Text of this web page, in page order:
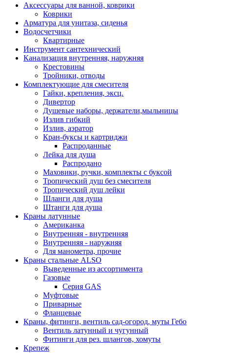
Аксессуары для ванной, коврики
Коврики
Арматура для унитаза, сиденья
Водосчетчики
Квартирные
Инструмент сантехнический
Канализация внутренняя, наружняя
Крестовины
Тройники, отводы
Комплектующие для смесителя
Гайки, крепления, эксц.
Дивертор
Душевые наборы, держатели,мыльницы
Излив гибкий
Излив, аэратор
Кран-буксы и картриджи
Распроданные
Лейка для душа
Распродано
Маховики, ручки, комплекты с буксой
Тропический душ без смесителя
Тропический душ лейки
Шланги для душа
Штанги для душа
Краны латунные
Американка
Внутренняя - внутренняя
Внутренняя - наружняя
Для манометра, прочие
Краны стальные ALSO
Выведенные из ассортимента
Газовые
Серия GAS
Муфтовые
Приварные
Фланцевые
Краны, фитинги, вентиль сад-огород, муты Гебо
Вентиль латунный и чугунный
Фитинги для рез. шлангов, хомуты
Крепеж